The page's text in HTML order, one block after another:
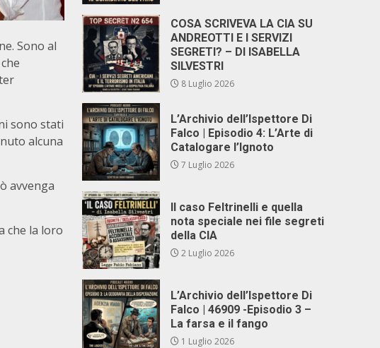
Sono al
sono stati
alcuna
avvenga
che la loro
COSA SCRIVEVA LA CIA SU
ANDREOTTI E I SERVIZI
SEGRETI? – DI ISABELLA
SILVESTRI
8 Luglio 2026
L’Archivio dell’Ispettore Di
Falco | Episodio 4: L’Arte di
Catalogare l’Ignoto
7 Luglio 2026
Il caso Feltrinelli e quella
nota speciale nei file segreti
della CIA
2 Luglio 2026
L’Archivio dell’Ispettore Di
Falco | 46909 -Episodio 3 –
La farsa e il fango
1 Luglio 2026